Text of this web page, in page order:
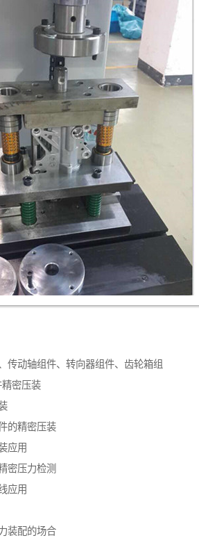
传动轴组件、转向器组件、齿轮箱组
密压装
的精密压装
应用
密压力检测
应用
装配的场合